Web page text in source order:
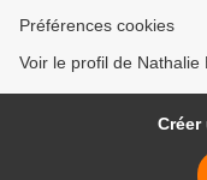
Préférences cookies
Voir le profil de